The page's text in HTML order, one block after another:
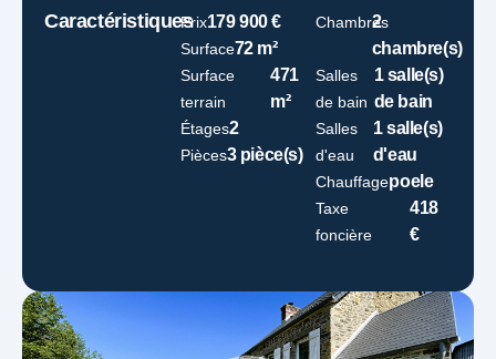
CaractéristiquesPrix179 900 €
Surface72 m²
Surface
terrain
471
m²
Étages2
Pièces3 pièce(s)
Chambres
2
chambre(s)
Salles
de bain
1 salle(s)
de bain
Salles
d'eau
1 salle(s)
d'eau
Chauffagepoele
Taxe
foncière
418
€